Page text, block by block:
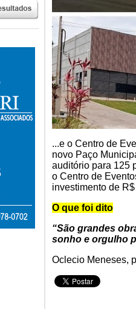
...e o Centro de
novo Paço
auditório para 125
o Centro de
investimento de
O que foi dito
“São grandes
sonho e orgulho
Oclecio Meneses,